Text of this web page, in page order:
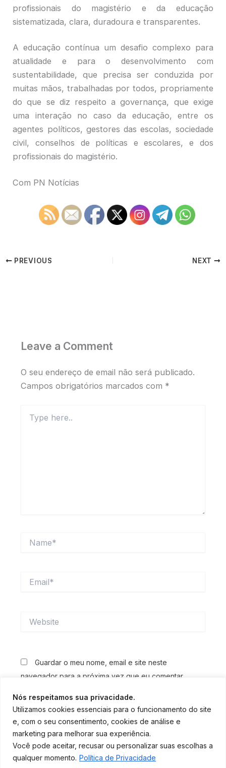
Nós respeitamos sua privacidade.
Utilizamos cookies essenciais para o funcionamento do site
e, com o seu consentimento, cookies de análise e
marketing para melhorar sua experiência.
Você pode aceitar, recusar ou personalizar suas escolhas a
qualquer momento. Política de Privacidade
profissionais do magistério e da educação
sistematizada, clara, duradoura e transparentes.
A educação contínua um desafio complexo para
atualidade e para o desenvolvimento com
sustentabilidade, que precisa ser conduzida por
muitas mãos, trabalhadas por todos, propriamente
do que se diz respeito a governança, que exige
uma interação no caso da educação, entre os
agentes políticos, gestores das escolas, sociedade
civil, conselhos de políticas e escolares, e dos
profissionais do magistério.
Com PN Notícias
PREVIOUS NEXT
Leave a Comment
O seu endereço de email não será publicado.
Campos obrigatórios marcados com *
here..
Guardar o meu nome, email e site neste
navegador para a próxima vez que eu comentar.